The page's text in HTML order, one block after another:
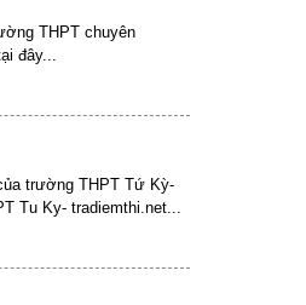
THPT chuyên
đây...
trường THPT Tứ Kỳ-
Tu Ky- tradiemthi.net...